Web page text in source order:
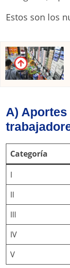
Estos son los
A)
Categoría
I
II
III
IV
V